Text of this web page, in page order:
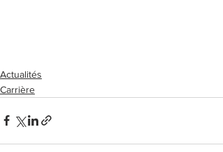
Actualités
Carrière